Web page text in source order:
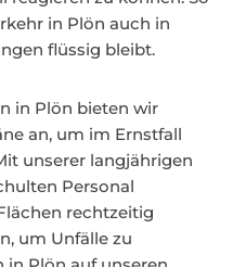
in Plön auch in
flüssig bleibt.
in Plön bieten wir
an, um im Ernstfall
unserer langjährigen
Personal
rechtzeitig
um Unfälle zu